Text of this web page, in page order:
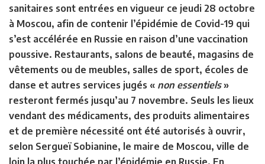
sanitaires sont entrées en vigueur ce jeudi 28 octobre
à Moscou, afin de contenir l’épidémie de Covid-19 qui
s’est accélérée en Russie en raison d’une vaccination
poussive. Restaurants, salons de beauté, magasins de
vêtements ou de meubles, salles de sport, écoles de
danse et autres services jugés « non essentiels»
resteront fermés jusqu’au 7 novembre. Seuls les lieux
vendant des médicaments, des produits alimentaires
et de première nécessité ont été autorisés à ouvrir,
selon Sergueï Sobianine, le maire de Moscou, ville de